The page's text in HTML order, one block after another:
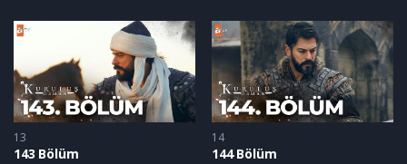
13
143 Bölüm
14
144 Bölüm